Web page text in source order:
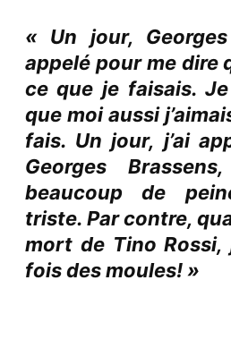
« Un jour, Georges
appelé pour me dire
ce que je faisais.
que moi aussi
fais. Un jour, j’ai
Georges
beaucoup de
triste. Par contre,
mort de Tino Rossi,
fois des moules! »